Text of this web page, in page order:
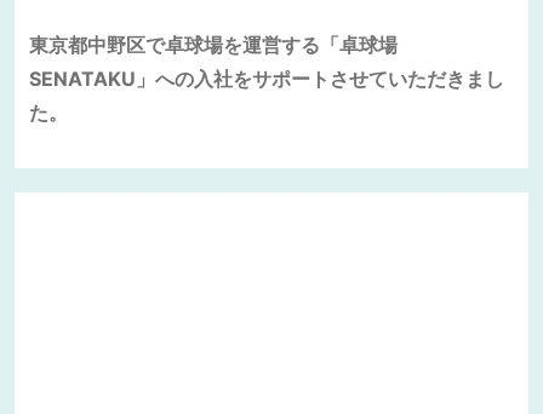
東京都中野区で卓球場を運営する「卓球場
SENATAKU」への入社をサポートさせていただきまし
た。